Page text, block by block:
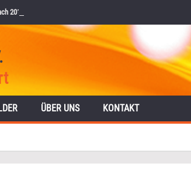
2010 e.V.
ÜBER UNS KONTAKT